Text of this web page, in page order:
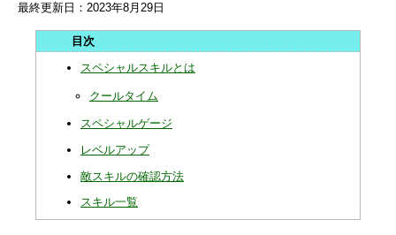
最終更新日： 2023年8月29日
スペシャルスキルとは
クールタイム
スペシャルゲージ
レベルアップ
敵スキルの確認方法
スキル一覧